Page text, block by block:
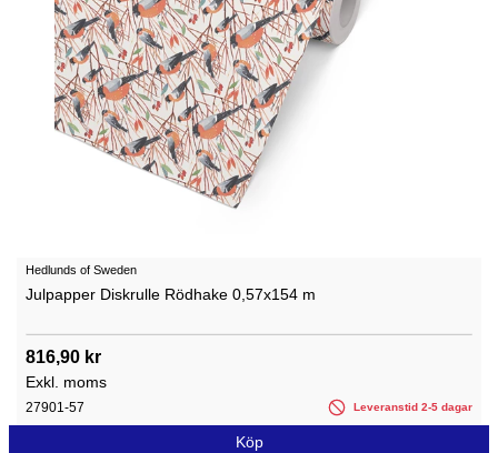
Hedlunds of Sweden
Julpapper Diskrulle Rödhake 0,57x154 m
816,90 kr
Exkl. moms
27901-57 Leveranstid 2-5 dagar
Köp